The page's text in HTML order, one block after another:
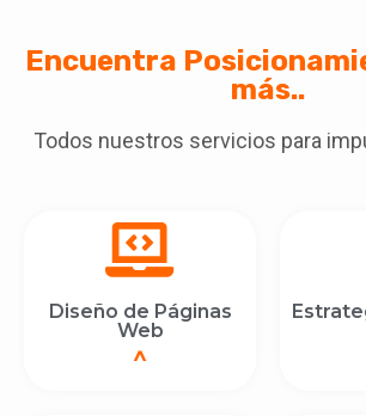
Encuentra
más..
Todos nuestros servicios para
Diseño de Páginas
Web
^